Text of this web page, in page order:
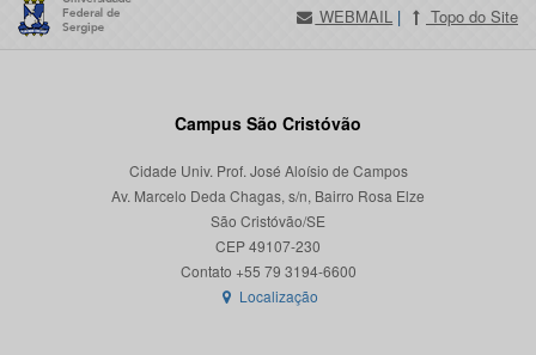
WEBMAIL | Topo do Site
Campus São Cristóvão
Cidade Univ. Prof. José Aloísio de Campos
Av. Marcelo Deda Chagas, s/n, Bairro Rosa Elze
São Cristóvão/SE
CEP 49107-230
Localização